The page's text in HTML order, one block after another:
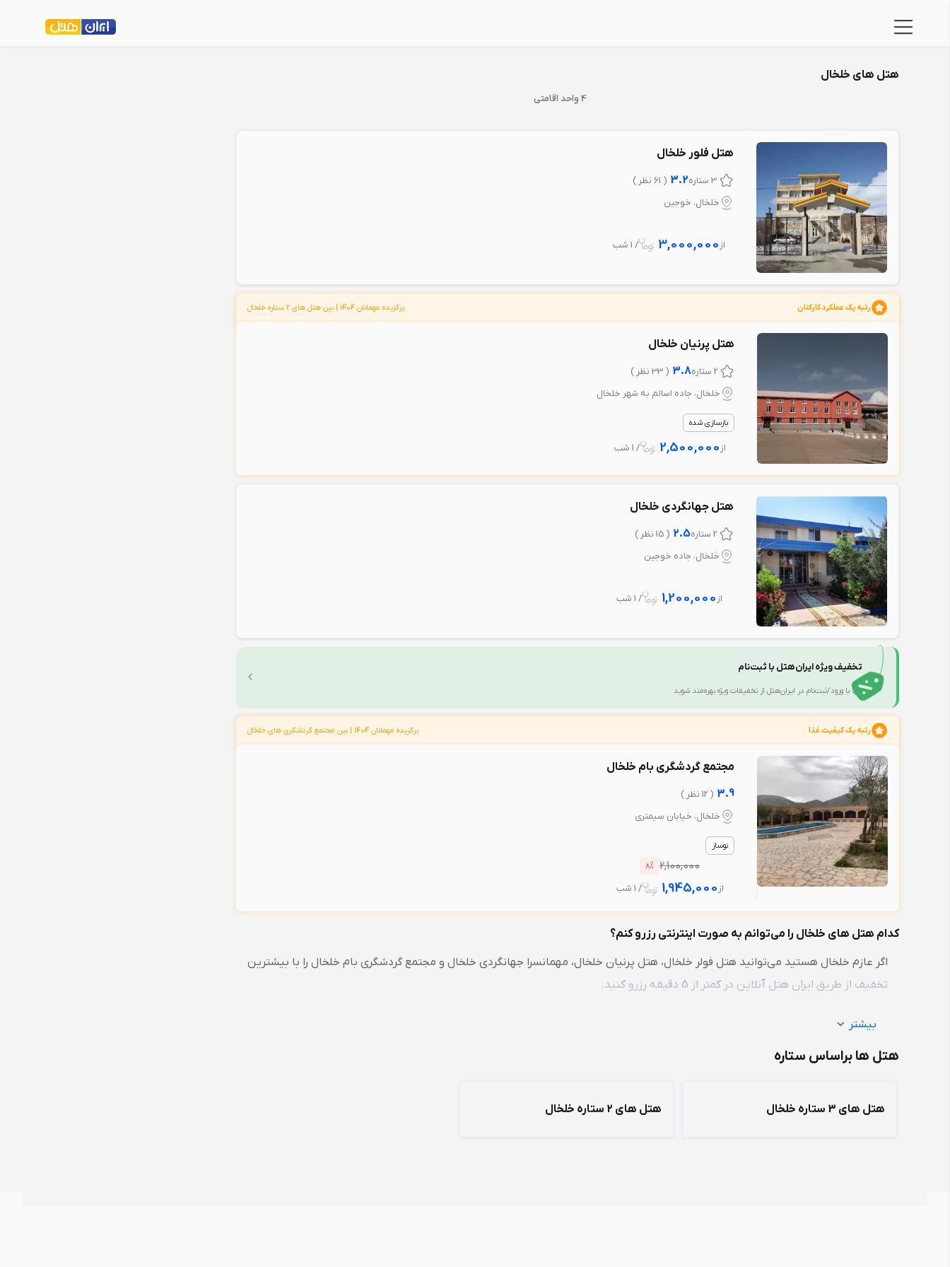
هتل های خلخال
4 واحد اقامتی
هتل فلور خلخال
3 ستاره 3.2 ( 61 نظر )
خلخال، خوجین
از 3,000,000 / 1 شب
رتبه یک عملکرد کارکنان برگزیده مهمانان 1404 | بین هتل های 2 ستاره خلخال
هتل پرنیان خلخال
2 ستاره 3.8 ( 33 نظر )
خلخال، جاده اسالم به شهر خلخال
بازسازی شده
از 2,500,000 / 1 شب
هتل جهانگردی خلخال
2 ستاره 2.5 ( 15 نظر )
خلخال، جاده خوجین
از 1,200,000 / 1 شب
تخفیف ویژه ایران‌هتل با ثبت‌نام
تنها با ورود/ثبت‌نام در ایران‌هتل از تخفیفات ویژه بهره‌مند شوید
رتبه یک کیفیت غذا برگزیده مهمانان 1404 | بین مجتمع گردشگری های خلخال
مجتمع گردشگری بام خلخال
3.9 ( 12 نظر )
خلخال، خیابان سیمتری
نوساز
2,100,000
%
8
از 1,945,000 / 1 شب
کدام هتل های خلخال را می‌توانم به صورت اینترنتی رزرو کنم؟
اگر عازم خلخال هستید می‌توانید هتل فولر خلخال، هتل پرنیان خلخال، مهمانسرا جهانگردی خلخال و مجتمع گردشگری بام خلخال را با بیشترین
تخفیف از طریق ایران هتل آنلاین در کمتر از 5 دقیقه رزرو کنید.
بیشتر
هتل ها براساس ستاره
هتل های 3 ستاره خلخال هتل های 2 ستاره خلخال